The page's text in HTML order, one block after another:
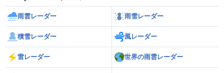
雨雲レーダー 雨雪レーダー
積雪レーダー 風レーダー
雷レーダー 世界の雨雲レーダー